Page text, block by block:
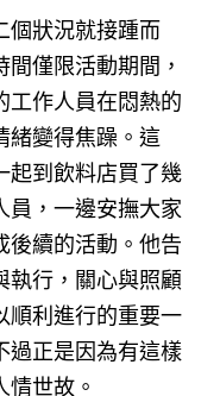
個狀況就接踵而
僅限活動期間，
工作人員在悶熱的
緒變得焦躁。這
起到飲料店買了幾
員，一邊安撫大家
後續的活動。他告
執行，關心與照顧
順利進行的重要一
過正是因為有這樣
世故。